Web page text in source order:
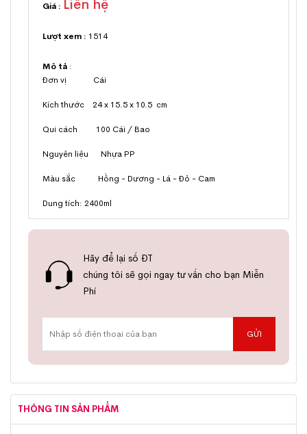
Giá : Liên hệ
Lượt xem : 1514
Mô tả :
Đơn vị Cái
Kích thước 24 x 15.5 x 10.5 cm
Qui cách 100 Cái / Bao
Nguyên liệu Nhựa PP
Màu sắc Hồng - Dương - Lá - Đỏ - Cam
Dung tích: 2400ml
Hãy để lại số ĐT
chúng tôi sẽ gọi ngay tư vấn cho bạn Miễn
Phí
THÔNG TIN SẢN PHẨM